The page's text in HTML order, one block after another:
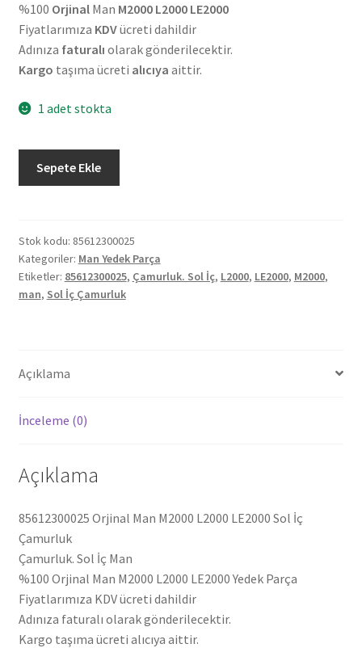
%100 OrjinalMan M2000 L2000 LE2000
Fiyatlarımıza KDVücreti dahildir
Adınıza faturalı olarak gönderilecektir.
Kargo taşıma ücreti alıcıya aittir.
1 adet stokta
LE2000
Sol
İç
Çamurluk
Sepete Ekle
Stok kodu: 85612300025
Kategoriler: Man Yedek Parça
Etiketler: 85612300025, Çamurluk. Sol İç, L2000, LE2000, M2000,
man, Sol İç Çamurluk
Açıklama
İnceleme (0)
Açıklama
85612300025 Orjinal Man M2000 L2000 LE2000 Sol İç
Çamurluk
Çamurluk. Sol İç Man
%100 Orjinal Man M2000 L2000 LE2000 Yedek Parça
Fiyatlarımıza KDV ücreti dahildir
Adınıza faturalı olarak gönderilecektir.
Kargo taşıma ücreti alıcıya aittir.